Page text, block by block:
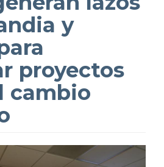
y
proyectos
cambio